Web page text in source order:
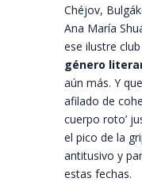
Chéjov,
Ana María
ese ilustre
género
aún más. Y
afilado de
cuerpo roto’
el pico de la
antitusivo y
estas fechas.